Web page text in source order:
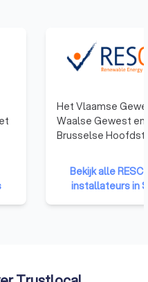
Het Vlaamse
Waalse Gewest
Brusselse
opgezet dat
opleiden en de
betrouwbare en
installateurs. Het certificaat van
Bekijk alle
installateurs in